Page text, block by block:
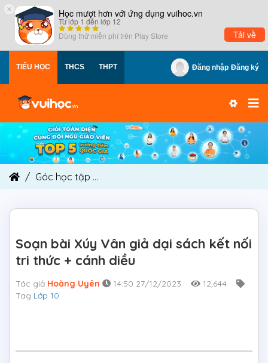
× Học mượt hơn với ứng dụng vuihoc.vn
Từ lớp 1 đến lớp 12
Dùng thử miễn phí trên Play Store Tải về
TIỂU HỌC THCS THPT Đăng nhập Đăng ký
Góc học tập
Soạn bài Xúy Vân giả dại sách kết nối
tri thức + cánh diều
Tác giả Hoàng Uyên 14:50 27/12/2023
12,644
Tag Lớp 10